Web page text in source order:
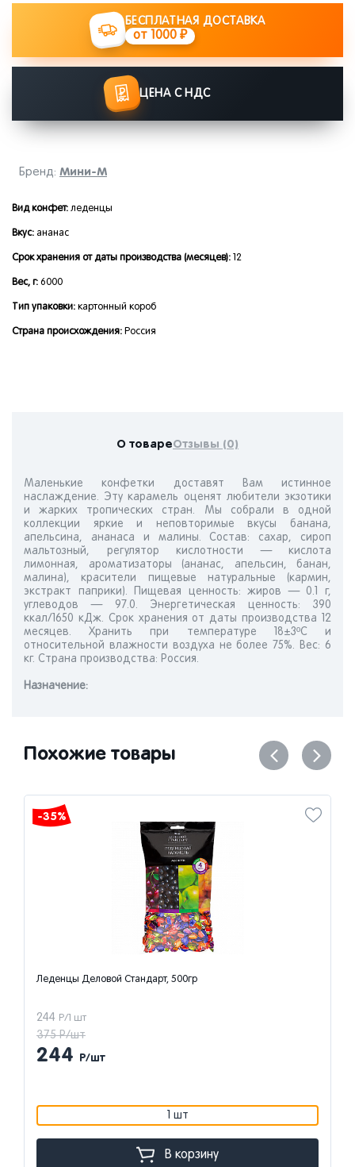
Бренд: Мини-М
Вид конфет: леденцы
Вкус: ананас
Срок хранения от даты производства (месяцев): 12
Вес, г: 6000
Тип упаковки: картонный короб
Страна происхождения: Россия
БЕСПЛАТНАЯ ДОСТАВКА
от 1000 ₽
ЦЕНА С НДС
О товареОтзывы (0)
Маленькие конфетки доставят Вам истинное
наслаждение. Эту карамель оценят любители экзотики
и жарких тропических стран. Мы собрали в одной
коллекции яркие и неповторимые вкусы банана,
апельсина, ананаса и малины. Состав: сахар, сироп
мальтозный, регулятор кислотности — кислота
лимонная, ароматизаторы (ананас, апельсин, банан,
малина), красители пищевые натуральные (кармин,
экстракт паприки). Пищевая ценность: жиров — 0.1 г,
углеводов — 97.0. Энергетическая ценность: 390
ккал/1650 кДж. Срок хранения от даты производства 12
месяцев. Хранить при температуре 18±3ºС и
относительной влажности воздуха не более 75%. Вес: 6
кг. Страна производства: Россия.
Назначениe:
Похожие товары
-35%
Леденцы Деловой Стандарт, 500гр
244 Р/1 шт
375 Р/шт
244 Р/шт
1 шт
В корзину